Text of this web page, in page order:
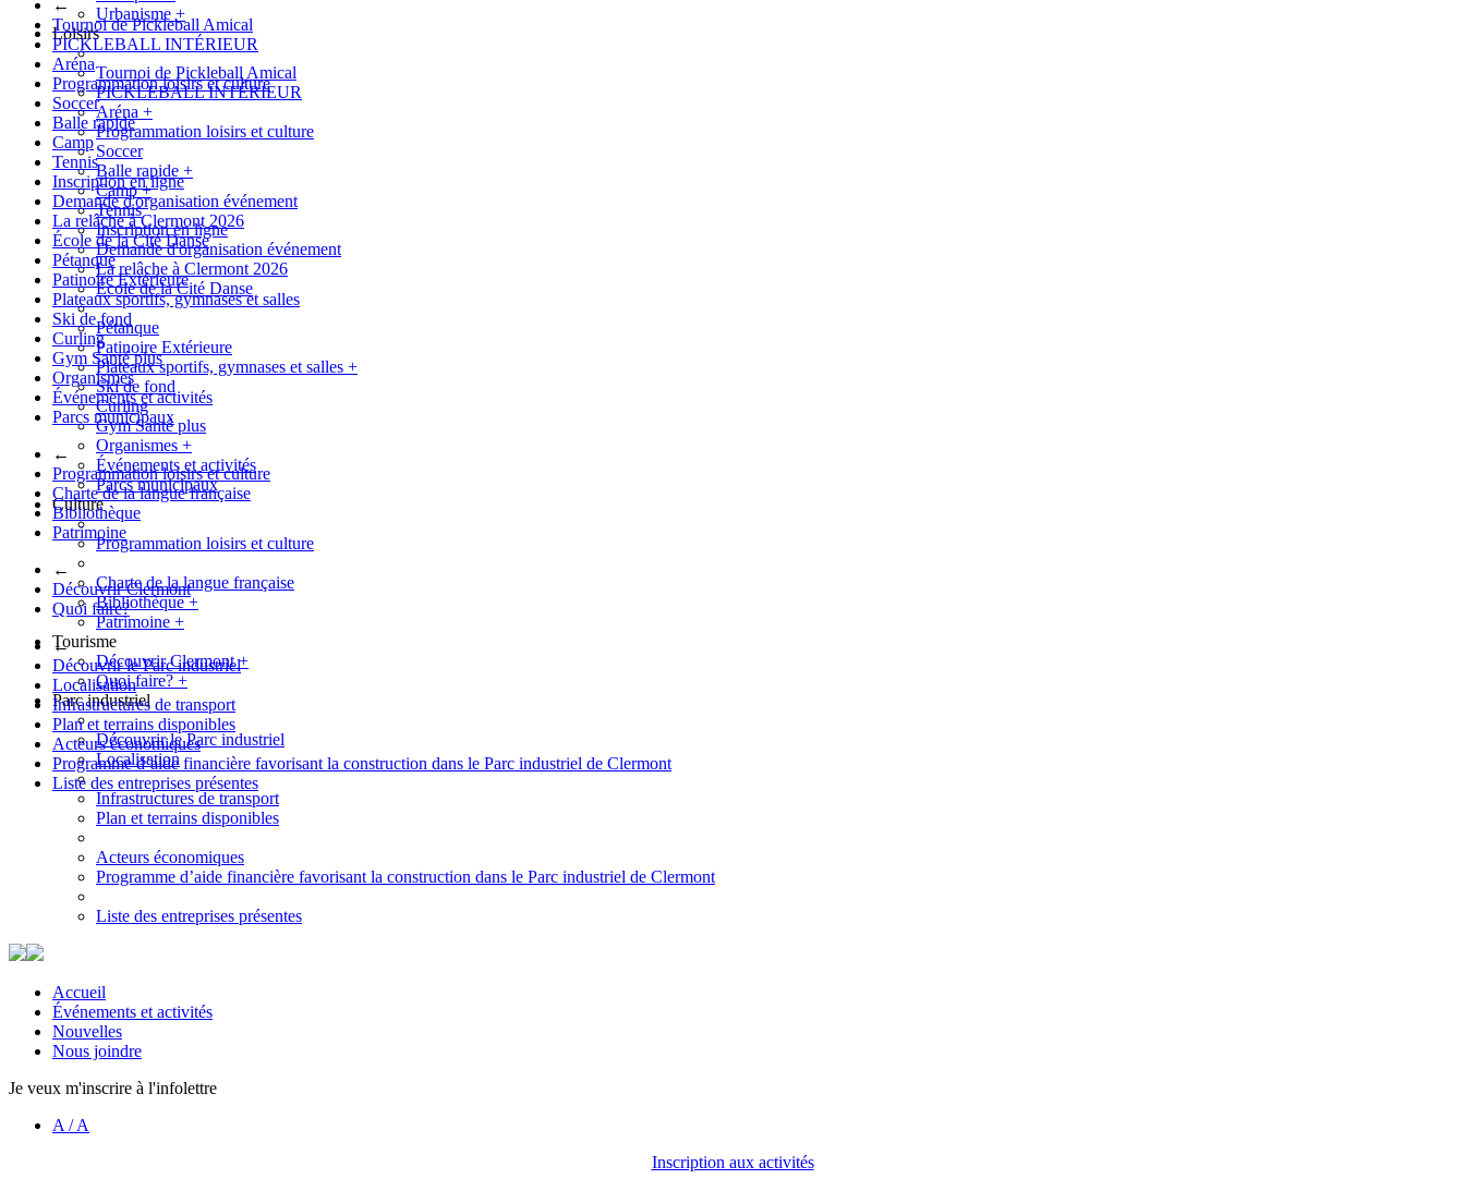
←
Tournoi de Pickleball Amical
PICKLEBALL INTÉRIEUR
Aréna
Programmation loisirs et culture
Soccer
Balle rapide
Camp
Tennis
Inscription en ligne
Demande d'organisation événement
La relâche à Clermont 2026
École de la Cité Danse
Pétanque
Patinoire Extérieure
Plateaux sportifs, gymnases et salles
Ski de fond
Curling
Gym Santé plus
Organismes
Événements et activités
Parcs municipaux
←
Programmation loisirs et culture
Charte de la langue française
Bibliothèque
Patrimoine
←
Découvrir Clermont
Quoi faire?
←
Découvrir le Parc industriel
Localisation
Infrastructures de transport
Plan et terrains disponibles
Acteurs économiques
Programme d’aide financière favorisant la construction dans le Parc industriel de Clermont
Liste des entreprises présentes
Urbanisme +
Loisirs
Tournoi de Pickleball Amical
PICKLEBALL INTÉRIEUR
Aréna +
Programmation loisirs et culture
Soccer
Balle rapide +
Camp+
Tennis
Inscription en ligne
Demande d'organisation événement
La relâche à Clermont 2026
École de la Cité Danse
Pétanque
Patinoire Extérieure
Plateaux sportifs, gymnases et salles +
Ski de fond
Curling
Gym Santé plus
Organismes +
Événements et activités
Parcs municipaux
Culture
Programmation loisirs et culture
Charte de la langue française
Bibliothèque+
Patrimoine +
Tourisme
Découvrir Clermont+
Quoi faire? +
Parc industriel
Découvrir le Parc industriel
Localisation
Infrastructures de transport
Plan et terrains disponibles
Acteurs économiques
Programme d’aide financière favorisant la construction dans le Parc industriel de Clermont
Liste des entreprises présentes
Accueil
Événements et activités
Nouvelles
Nous joindre
Je veux m'inscrire à l'infolettre
A /A
Inscription aux activités